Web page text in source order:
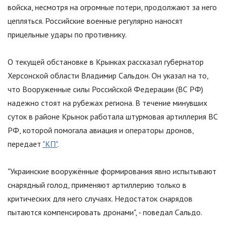
войска, несмотря на огромные потери, продолжают за него
цепляться. Российские военные регулярно наносят
прицельные удары по противнику.
О текущей обстановке в Крынках рассказал губернатор
Херсонской области Владимир Сальдон. Он указал на то,
что Вооруженные силы Российской Федерации (ВС РФ)
надежно стоят на рубежах региона. В течение минувших
суток в районе Крынок работала штурмовая артиллерия ВС
РФ, которой помогала авиация и операторы дронов,
передает "КП".
"Украинские вооружённые формирования явно испытывают
снарядный голод, применяют артиллерию только в
критических для него случаях. Недостаток снарядов
пытаются компенсировать дронами", - поведал Сальдо.